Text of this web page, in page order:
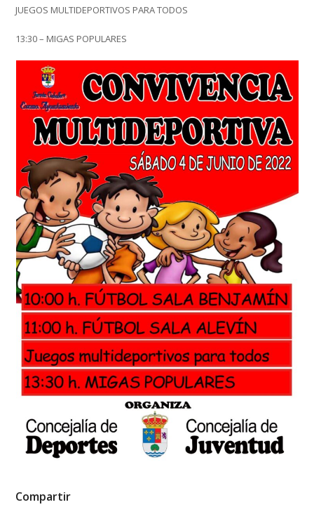
JUEGOS MULTIDEPORTIVOS PARA TODOS
13:30 – MIGAS POPULARES
Compartir